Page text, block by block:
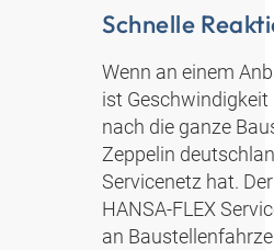
Schnelle
Wenn an einem
ist
nach die ganze
Zeppelin
Servicenetz hat.
HANSA‑FLEX
an